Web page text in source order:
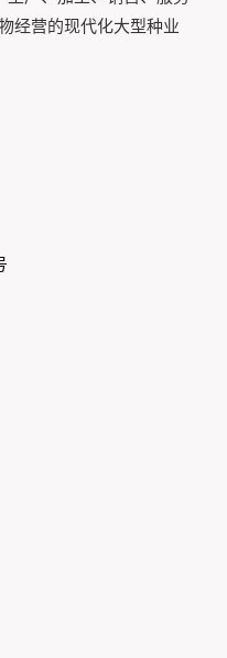
经营的现代化大型种业